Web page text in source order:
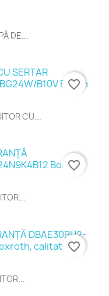
DE...
CU...
favorite_border
favorite_border
favorite_border